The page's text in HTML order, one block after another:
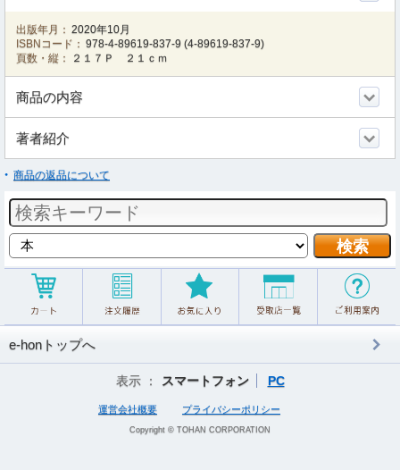
出版年月： 2020年10月
ISBNコード： 978-4-89619-837-9 (4-89619-837-9)
頁数・縦：
２１７Ｐ ２１ｃｍ
商品の内容
著者紹介
商品の返品について
e-honトップへ
表示 ： スマートフォン PC
運営会社概要 プライバシーポリシー
Copyright © TOHAN CORPORATION